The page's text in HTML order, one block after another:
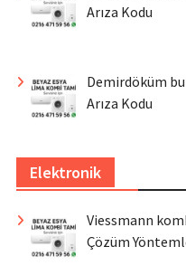
Arıza Kodu
Demirdöküm
Arıza Kodu
Elektronik
Viessmann
Çözüm